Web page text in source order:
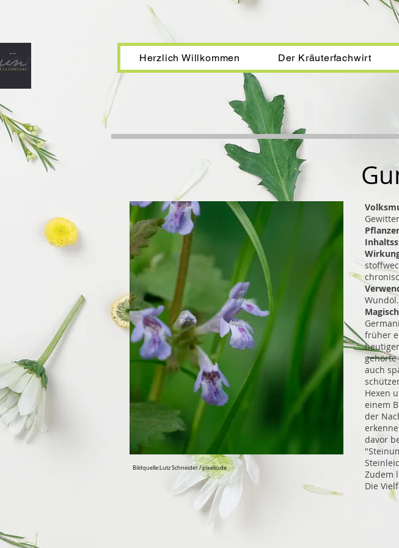
Herzlich Willkommen Der Kräuterfachwirt
Bildquelle:Lutz Schneider / pixelio.de
Wundöl.
früher
auch
Hexen
einem
der
davor
Zudem
Die